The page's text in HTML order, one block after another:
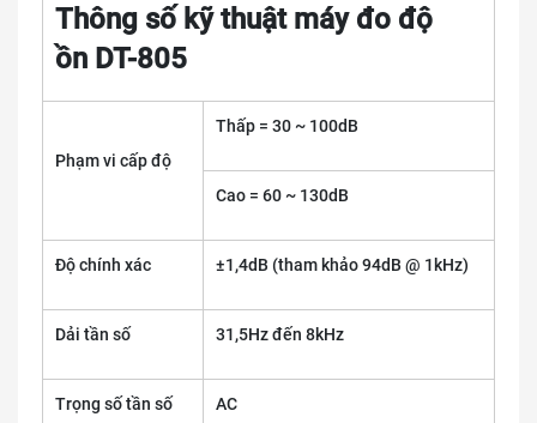
Thông số kỹ thuật máy đo độ
ồn DT-805
Phạm vi cấp độ
Thấp = 30 ~ 100dB
Cao = 60 ~ 130dB
Độ chính xác ±1,4dB (tham khảo 94dB @ 1kHz)
Dải tần số 31,5Hz đến 8kHz
Trọng số tần số AC